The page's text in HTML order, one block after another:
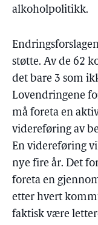
alkoholpolitikk.
støtte. Av de 62
det bare 3 som
Lovendringene
må foreta en
videreføring av
En videreføring
nye fire år. Det
foreta en
etter hvert
faktisk være